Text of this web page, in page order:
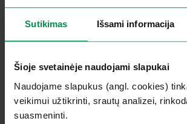
Sutikimas Išsami informacija
Šioje svetainėje naudojami slapukai
Naudojame slapukus (angl. cookies)
veikimui užtikrinti, srautų analizei,
suasmeninti.